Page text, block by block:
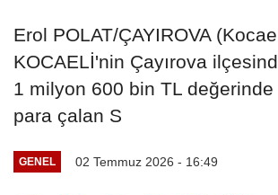
Erol POLAT/ÇAYIROVA
KOCAELİ'nin Çayırova
1 milyon 600 bin TL değerinde
para çalan S
GENEL 02 Temmuz 2026 - 16:49